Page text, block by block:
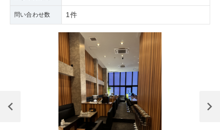
問い合わせ数 1件